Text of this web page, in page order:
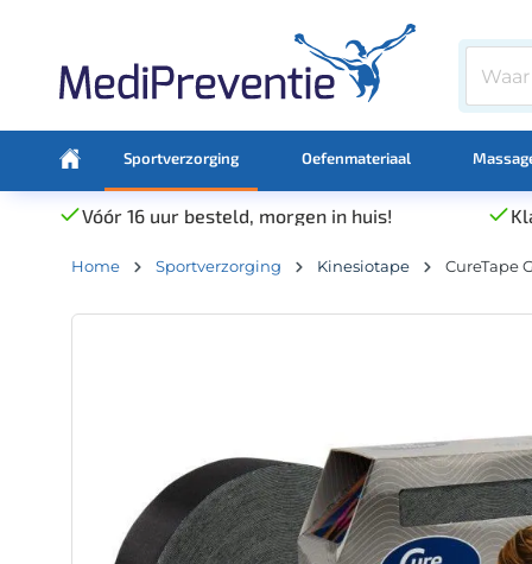
Sportverzorging Oefenmateriaal
Vóór 16 uur besteld, morgen in huis!
Home Sportverzorging Kinesiotape CureTape